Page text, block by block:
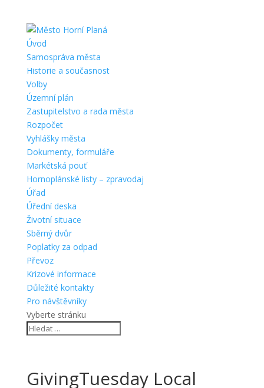
Úvod
Samospráva města
Historie a současnost
Volby
Územní plán
Zastupitelstvo a rada města
Rozpočet
Vyhlášky města
Dokumenty, formuláře
Markétská pouť
Hornoplánské listy – zpravodaj
Úřad
Úřední deska
Životní situace
Sběrný dvůr
Poplatky za odpad
Převoz
Krizové informace
Důležité kontakty
Pro návštěvníky
Vyberte stránku
GivingTuesday Local